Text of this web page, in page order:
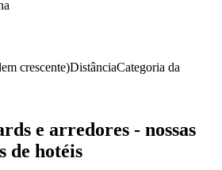
crescente)DistânciaCategoria da
e arredores - nossas
de hotéis